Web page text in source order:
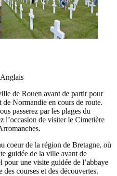
de Rouen avant de partir pour
Normandie en cours de route.
passerez par les plages du
l’occasion de visiter le Cimetière
coeur de la région de Bretagne, où
guidée de la ville avant de
une visite guidée de l’abbaye
courses et des découvertes.